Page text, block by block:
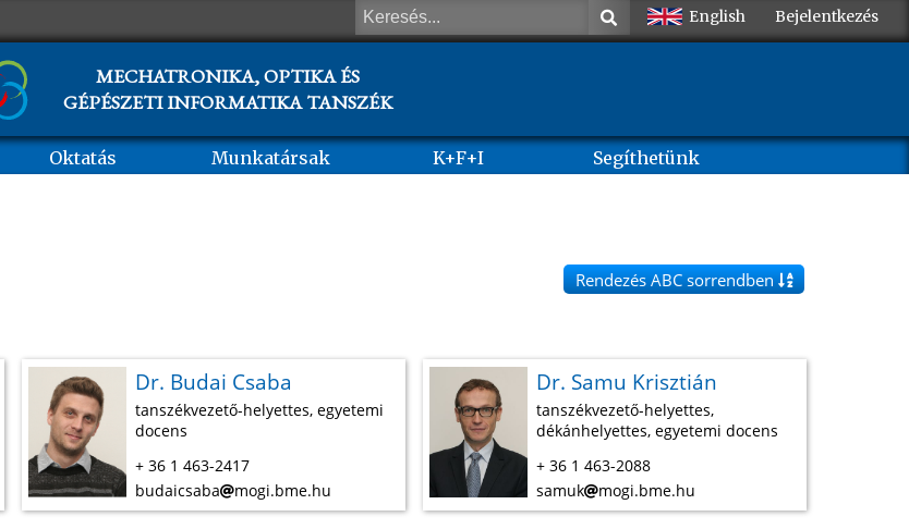
English Bejelentkezés
MECHATRONIKA, OPTIKA ÉS
GÉPÉSZETI INFORMATIKA TANSZÉK
Oktatás Munkatársak K+F+I Segíthetünk
Rendezés ABC sorrendben
Dr. Budai Csaba
tanszékvezető-helyettes, egyetemi
docens
+ 36 1 463-2417
budaicsaba
mogi.bme.hu
Dr. Samu Krisztián
tanszékvezető-helyettes,
dékánhelyettes, egyetemi docens
+ 36 1 463-2088
samuk
mogi.bme.hu